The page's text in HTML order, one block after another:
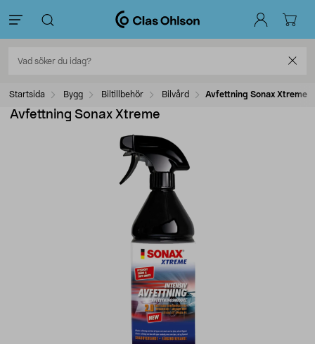
Startsida Bygg Biltillbehör Bilvård Avfettning Sonax Xtreme
Avfettning Sonax Xtreme